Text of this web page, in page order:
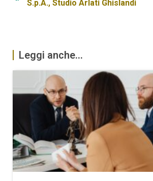
S.p.A., Studio Arlati Ghislandi
Leggi anche...